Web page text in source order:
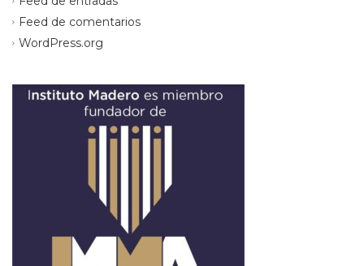
Feed de comentarios
WordPress.org